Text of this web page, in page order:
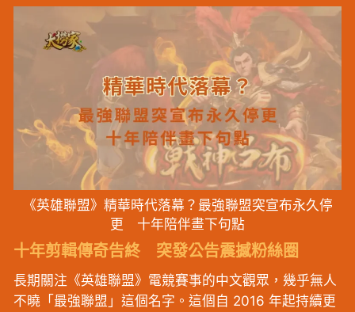
《英雄聯盟》精華時代落幕？最強聯盟突宣布永久停
更 十年陪伴畫下句點
十年剪輯傳奇告終 突發公告震撼粉絲圈
長期關注《英雄聯盟》電競賽事的中文觀眾，幾乎無人
不曉「最強聯盟」這個名字。這個自 2016 年起持續更